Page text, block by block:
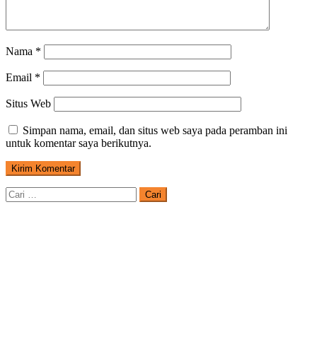
Nama *
Email *
Situs Web
Simpan nama, email, dan situs web saya pada peramban ini
untuk komentar saya berikutnya.
Cari
untuk: